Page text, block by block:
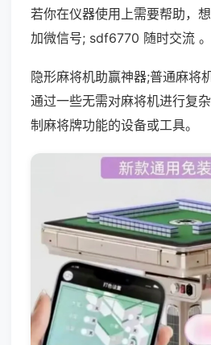
若你在仪器使用上需要帮助，
加微信号; sdf6770 随时交流 。
隐形麻将机助赢神器;普通麻将
通过一些无需对麻将机进行复
制麻将牌功能的设备或工具。